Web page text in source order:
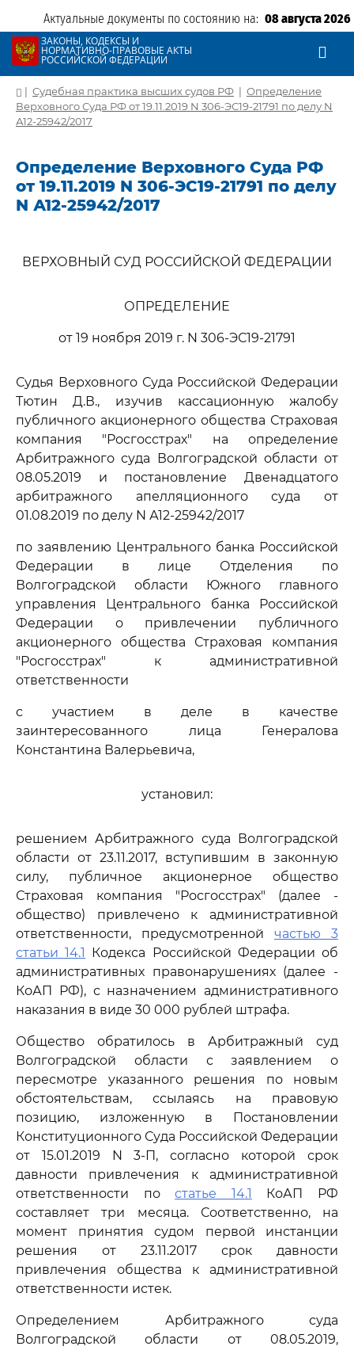
Актуальные документы по состоянию на: 08 августа 2026
ЗАКОНЫ, КОДЕКСЫ И
НОРМАТИВНО-ПРАВОВЫЕ АКТЫ
РОССИЙСКОЙ ФЕДЕРАЦИИ
| Судебная практика высших судов РФ | Определение
Верховного Суда РФ от 19.11.2019 N 306-ЭС19-21791 по делу N
А12-25942/2017
Определение Верховного Суда РФ
от 19.11.2019 N 306-ЭС19-21791 по делу
N А12-25942/2017
ВЕРХОВНЫЙ СУД РОССИЙСКОЙ ФЕДЕРАЦИИ
ОПРЕДЕЛЕНИЕ
от 19 ноября 2019 г. N 306-ЭС19-21791
Судья Верховного Суда Российской Федерации
Тютин Д.В., изучив кассационную жалобу
публичного акционерного общества Страховая
компания "Росгосстрах" на определение
Арбитражного суда Волгоградской области от
08.05.2019 и постановление Двенадцатого
арбитражного апелляционного суда от
01.08.2019 по делу N А12-25942/2017
по заявлению Центрального банка Российской
Федерации в лице Отделения по
Волгоградской области Южного главного
управления Центрального банка Российской
Федерации о привлечении публичного
акционерного общества Страховая компания
"Росгосстрах" к административной
ответственности
с участием в деле в качестве
заинтересованного лица Генералова
Константина Валерьевича,
установил:
решением Арбитражного суда Волгоградской
области от 23.11.2017, вступившим в законную
силу, публичное акционерное общество
Страховая компания "Росгосстрах" (далее -
общество) привлечено к административной
ответственности, предусмотренной частью 3
статьи 14.1 Кодекса Российской Федерации об
административных правонарушениях (далее -
КоАП РФ), с назначением административного
наказания в виде 30 000 рублей штрафа.
Общество обратилось в Арбитражный суд
Волгоградской области с заявлением о
пересмотре указанного решения по новым
обстоятельствам, ссылаясь на правовую
позицию, изложенную в Постановлении
Конституционного Суда Российской Федерации
от 15.01.2019 N 3-П, согласно которой срок
давности привлечения к административной
ответственности постатье 14.1 КоАП РФ
составляет три месяца. Соответственно, на
момент принятия судом первой инстанции
решения от 23.11.2017 срок давности
привлечения общества к административной
ответственности истек.
Определением Арбитражного суда
Волгоградской области от 08.05.2019,